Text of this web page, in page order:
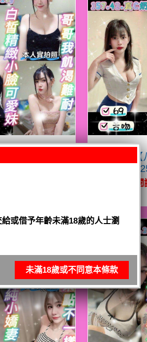
限熟客
泰國
或借予年齡未滿18歲的人士瀏
未滿18歲或不同意本條款